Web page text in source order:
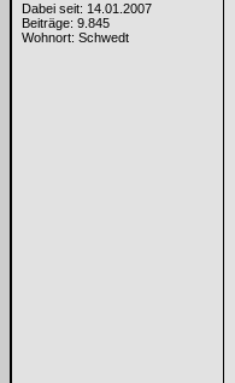
Dabei seit: 14.01.2007
Beiträge: 9.845
Wohnort: Schwedt